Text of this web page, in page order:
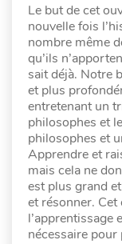
Le but de cet
nouvelle fois
nombre même
qu’ils
sait déjà. Notre
et plus
entretenant un
philosophes et
philosophes et
Apprendre et
mais cela ne
est plus grand
et résonner.
l’apprentissage
nécessaire